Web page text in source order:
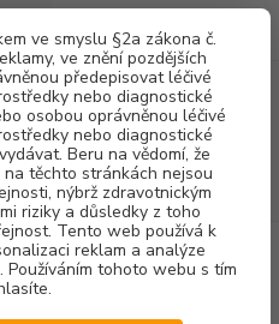
ve smyslu §2a zákona č.
ve znění pozdějších
předepisovat léčivé
nebo diagnostické
osobou oprávněnou léčivé
nebo diagnostické
Beru na vědomí, že
těchto stránkách nejsou
nýbrž zdravotnickým
riziky a důsledky z toho
Tento web používá k
reklam a analýze
tohoto webu s tím
Menu
Hledat
za0,00 Kč
hadice Prophy